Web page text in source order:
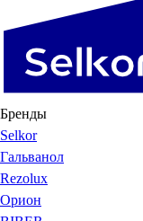
Бренды
Selkor
Гальванол
Rezolux
Орион